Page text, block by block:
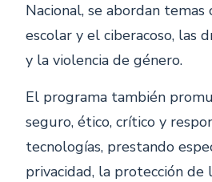
Nacional, se abordan temas
escolar y el ciberacoso, las
y la violencia de género.
El programa también
seguro, ético, crítico y
tecnologías, prestando
privacidad, la protección de